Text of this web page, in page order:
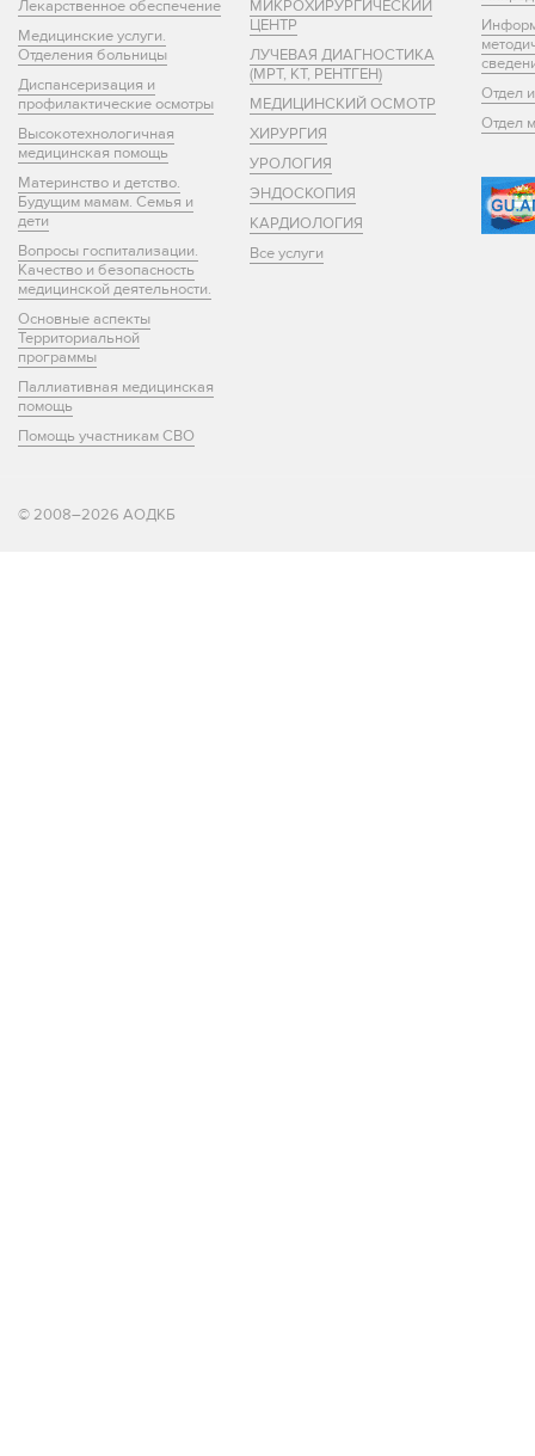
Лекарственное обеспечение
Медицинские услуги.
Отделения больницы
Диспансеризация и
профилактические осмотры
Высокотехнологичная
медицинская помощь
Материнство и детство.
Будущим мамам. Семья и
дети
Вопросы госпитализации.
Качество и безопасность
медицинской деятельности.
Основные аспекты
Территориальной
программы
Паллиативная медицинская
помощь
Помощь участникам СВО
МИКРОХИРУРГИЧЕСКИЙ
ЦЕНТР
ЛУЧЕВАЯ ДИАГНОСТИКА
(МРТ, КТ, РЕНТГЕН)
МЕДИЦИНСКИЙ ОСМОТР
ХИРУРГИЯ
УРОЛОГИЯ
ЭНДОСКОПИЯ
КАРДИОЛОГИЯ
Все услуги
Отдел
Отдел
© 2008–2026 АОДКБ